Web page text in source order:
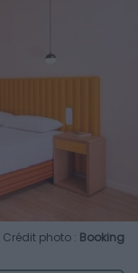
Crédit photo : Booking